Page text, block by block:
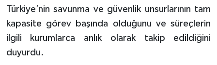
Türkiye’nin savunma ve güvenlik unsurlarının tam
kapasite görev başında olduğunu ve süreçlerin
ilgili kurumlarca anlık olarak takip edildiğini
duyurdu.